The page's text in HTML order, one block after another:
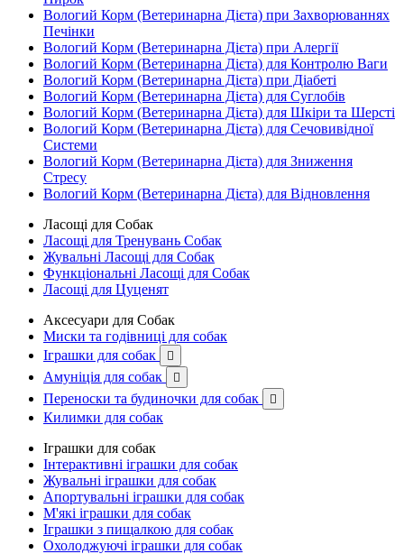
Вологий Корм (Ветеринарна Дієта) при Захворюваннях
Печінки
Вологий Корм (Ветеринарна Дієта) при Алергії
Вологий Корм (Ветеринарна Дієта) для Контролю Ваги
Вологий Корм (Ветеринарна Дієта) при Діабеті
Вологий Корм (Ветеринарна Дієта) для Суглобів
Вологий Корм (Ветеринарна Дієта) для Шкіри та Шерсті
Вологий Корм (Ветеринарна Дієта) для Сечовивідної
Системи
Вологий Корм (Ветеринарна Дієта) для Зниження
Стресу
Вологий Корм (Ветеринарна Дієта) для Відновлення
Ласощі для Собак
Ласощі для Тренувань Собак
Жувальні Ласощі для Собак
Функціональні Ласощі для Собак
Ласощі для Цуценят
Аксесуари для Собак
Миски та годівниці для собак
Іграшки для собак

Амуніція для собак 
Переноски та будиночки для собак 
Килимки для собак
Іграшки для собак
Інтерактивні іграшки для собак
Жувальні іграшки для собак
Апортувальні іграшки для собак
М'які іграшки для собак
Іграшки з пищалкою для собак
Охолоджуючі іграшки для собак